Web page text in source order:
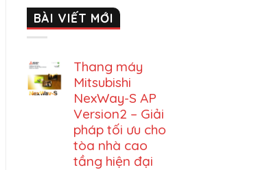
BÀI VIẾT MỚI
Thang máy
Mitsubishi
NexWay-S AP
Version2 – Giải
pháp tối ưu cho
tòa nhà cao
tầng hiện đại